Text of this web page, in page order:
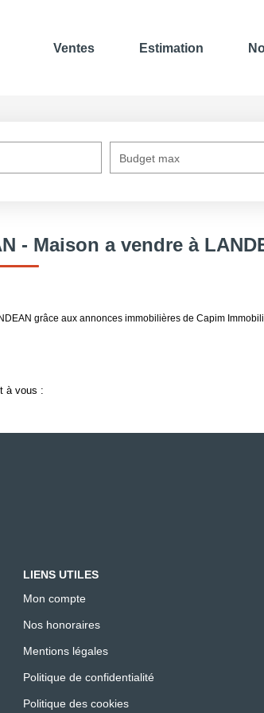
Ventes Estimation
Budget max
- Maison a vendre à
grâce aux annonces immobilières de Capim
à vous :
LIENS UTILES
Mon compte
Nos honoraires
Mentions légales
Politique de confidentialité
Politique des cookies